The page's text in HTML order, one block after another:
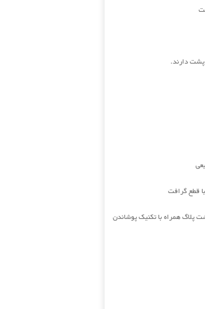
دارند.
قطع گرافت
پلاگ همراه با تکنیک پوشاندن